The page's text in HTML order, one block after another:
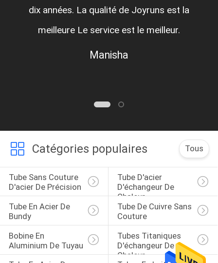
dix années. La qualité de Joyruns est la
meilleure Le service est le meilleur.
Manisha
Catégories populaires Tous
Tube Sans Couture
D'acier De Précision
Tube D'acier
D'échangeur De
Chaleur
Tube En Acier De
Bundy
Tube De Cuivre Sans
Couture
Bobine En
Aluminium De Tuyau
Tubes Titaniques
D'échangeur De
Chaleur